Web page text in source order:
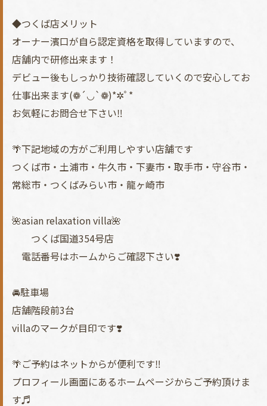
◆つくば店メリット
オーナー濱口が自ら認定資格を取得していますので、
店舗内で研修出来ます！
デビュー後もしっかり技術確認していくので安心してお
仕事出来ます(❁´◡`❁)*✲ﾟ*
お気軽にお問合せ下さい‼︎
🌴下記地域の方がご利用しやすい店舗です
つくば市・土浦市・牛久市・下妻市・取手市・守谷市・
常総市・つくばみらい市・龍ヶ崎市
🌺asian relaxation villa🌺
つくば国道354号店
電話番号はホームからご確認下さい❣️
🚘駐車場
店舗階段前3台
villaのマークが目印です❣️
🌴ご予約はネットからが便利です‼︎
プロフィール画面にあるホームページからご予約頂けま
す♬